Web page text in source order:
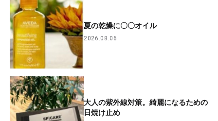
夏の乾燥に〇〇オイル
2026.08.06
大人の紫外線対策。綺麗になるための
日焼け止め